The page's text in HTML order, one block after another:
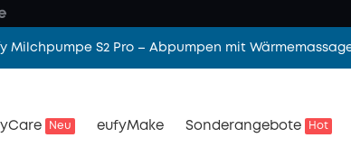
Milchpumpe S2 Pro – Abpumpen mit
Neu eufyMake Sonderangebote Hot